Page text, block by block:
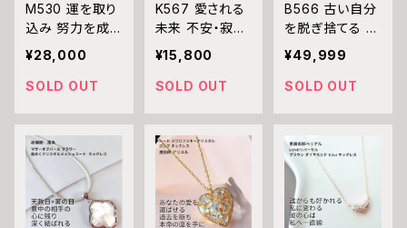
風満帆 沖縄 強
さ ネイチャーパ
ワー 愛され か
能力開花 祈祷
沖縄 海 エネル
ギー ユタ ネイチ
ら
ーパワー
M530 運を取り
込み 努力を成
果へ導く【開運・
仕事運・試験運】
光珠覇環 -こう
ール Vマチュラ
ダイヤモンド ゴ
ールドリング 祈
祷師 澪央（み
お）指輪 マチュ
ラダイヤモンド
¥28,000
SOLD OUT
K567 愛される
未来 不安・寂し
さ・恋の停滞を
整える 恋愛成就
ローズクォーツ
ートチャーム キ
ーホルダー スト
ラップ N.Kelly
製作 魅力アップ
エネルギー 魅力
魔力 魔術 白魔
¥15,800
SOLD OUT
B566 古い自分
を脱ぎ捨てる 運
命変容 全運気
改善 弱さを焼き
払い魅力と自信
ダイヤモンド バ
タフライ ムーン
ネックレス 悪魔
術師べリアル ア
クセサリー レイ
ンボークリスタ
¥49,999
SOLD OUT